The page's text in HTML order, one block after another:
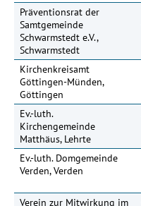
Präventionsrat der
Samtgemeinde
Schwarmstedt e.V.,
Schwarmstedt
Kirchenkreisamt
Göttingen-Münden,
Göttingen
Ev.-luth.
Kirchengemeinde
Matthäus, Lehrte
Ev.-luth. Domgemeinde
Verden, Verden
Verein zur Mitwirkung im